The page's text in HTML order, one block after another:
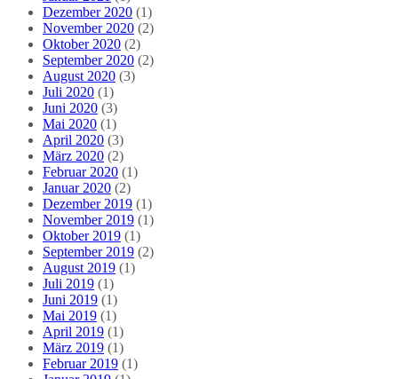
Dezember 2020 (1)
November 2020 (2)
Oktober 2020 (2)
September 2020 (2)
August 2020 (3)
Juli 2020 (1)
Juni 2020 (3)
Mai 2020 (1)
April 2020 (3)
März 2020 (2)
Februar 2020 (1)
Januar 2020 (2)
Dezember 2019 (1)
November 2019 (1)
Oktober 2019 (1)
September 2019 (2)
August 2019 (1)
Juli 2019 (1)
Juni 2019 (1)
Mai 2019 (1)
April 2019 (1)
März 2019 (1)
Februar 2019 (1)